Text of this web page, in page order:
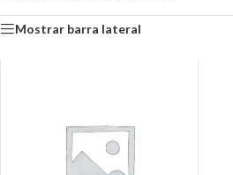
Mostrar barra lateral